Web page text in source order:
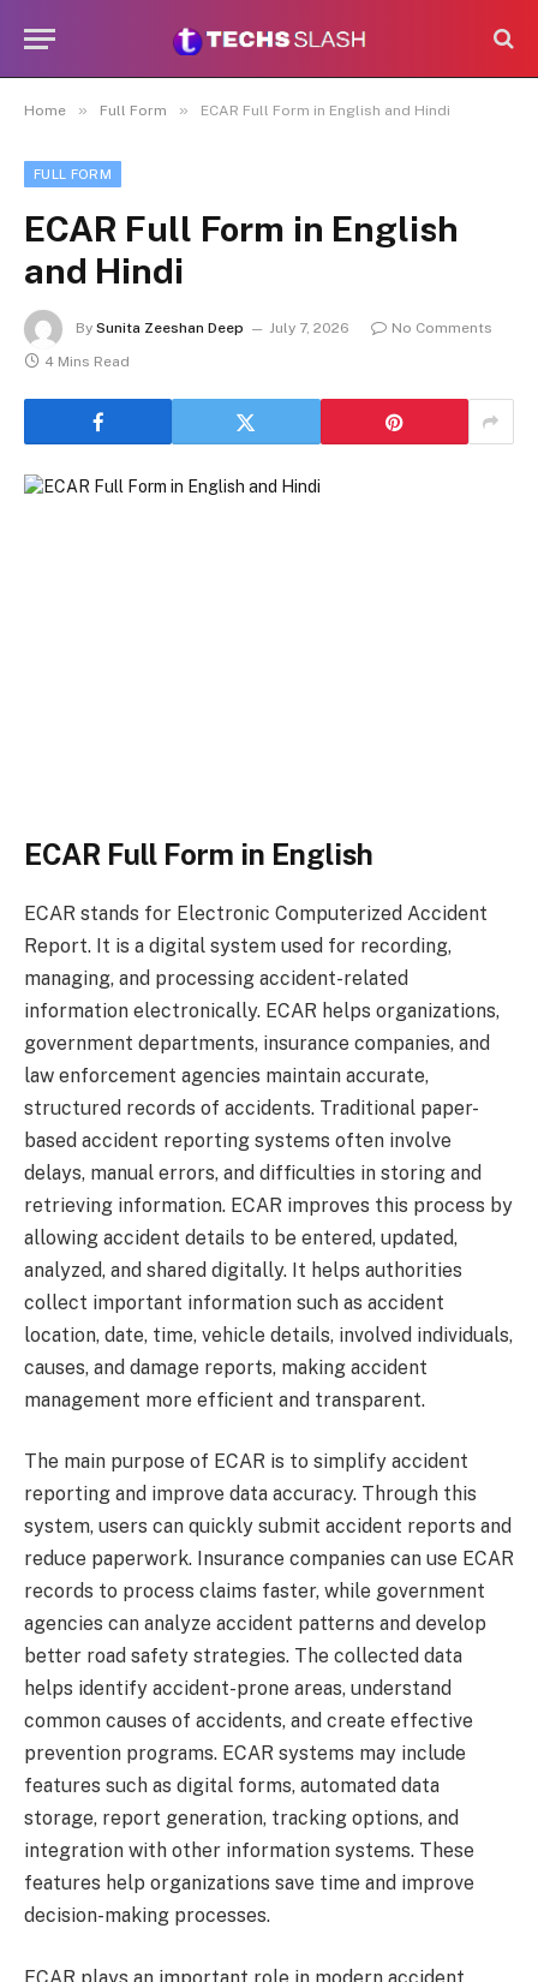
Home » Full Form » ECAR Full Form in English and Hindi
FULL FORM
ECAR Full Form in English
and Hindi
By Sunita Zeeshan Deep July 7, 2026
No Comments
4 Mins Read
ECAR Full Form in English
ECAR stands for Electronic Computerized Accident
Report. It is a digital system used for recording,
managing, and processing accident-related
information electronically. ECAR helps organizations,
government departments, insurance companies, and
law enforcement agencies maintain accurate,
structured records of accidents. Traditional paper-
based accident reporting systems often involve
delays, manual errors, and difficulties in storing and
retrieving information. ECAR improves this process by
allowing accident details to be entered, updated,
analyzed, and shared digitally. It helps authorities
collect important information such as accident
location, date, time, vehicle details, involved individuals,
causes, and damage reports, making accident
management more efficient and transparent.
The main purpose of ECAR is to simplify accident
reporting and improve data accuracy. Through this
system, users can quickly submit accident reports and
reduce paperwork. Insurance companies can use ECAR
records to process claims faster, while government
agencies can analyze accident patterns and develop
better road safety strategies. The collected data
helps identify accident-prone areas, understand
common causes of accidents, and create effective
prevention programs. ECAR systems may include
features such as digital forms, automated data
storage, report generation, tracking options, and
integration with other information systems. These
features help organizations save time and improve
decision-making processes.
ECAR plays an important role in modern accident